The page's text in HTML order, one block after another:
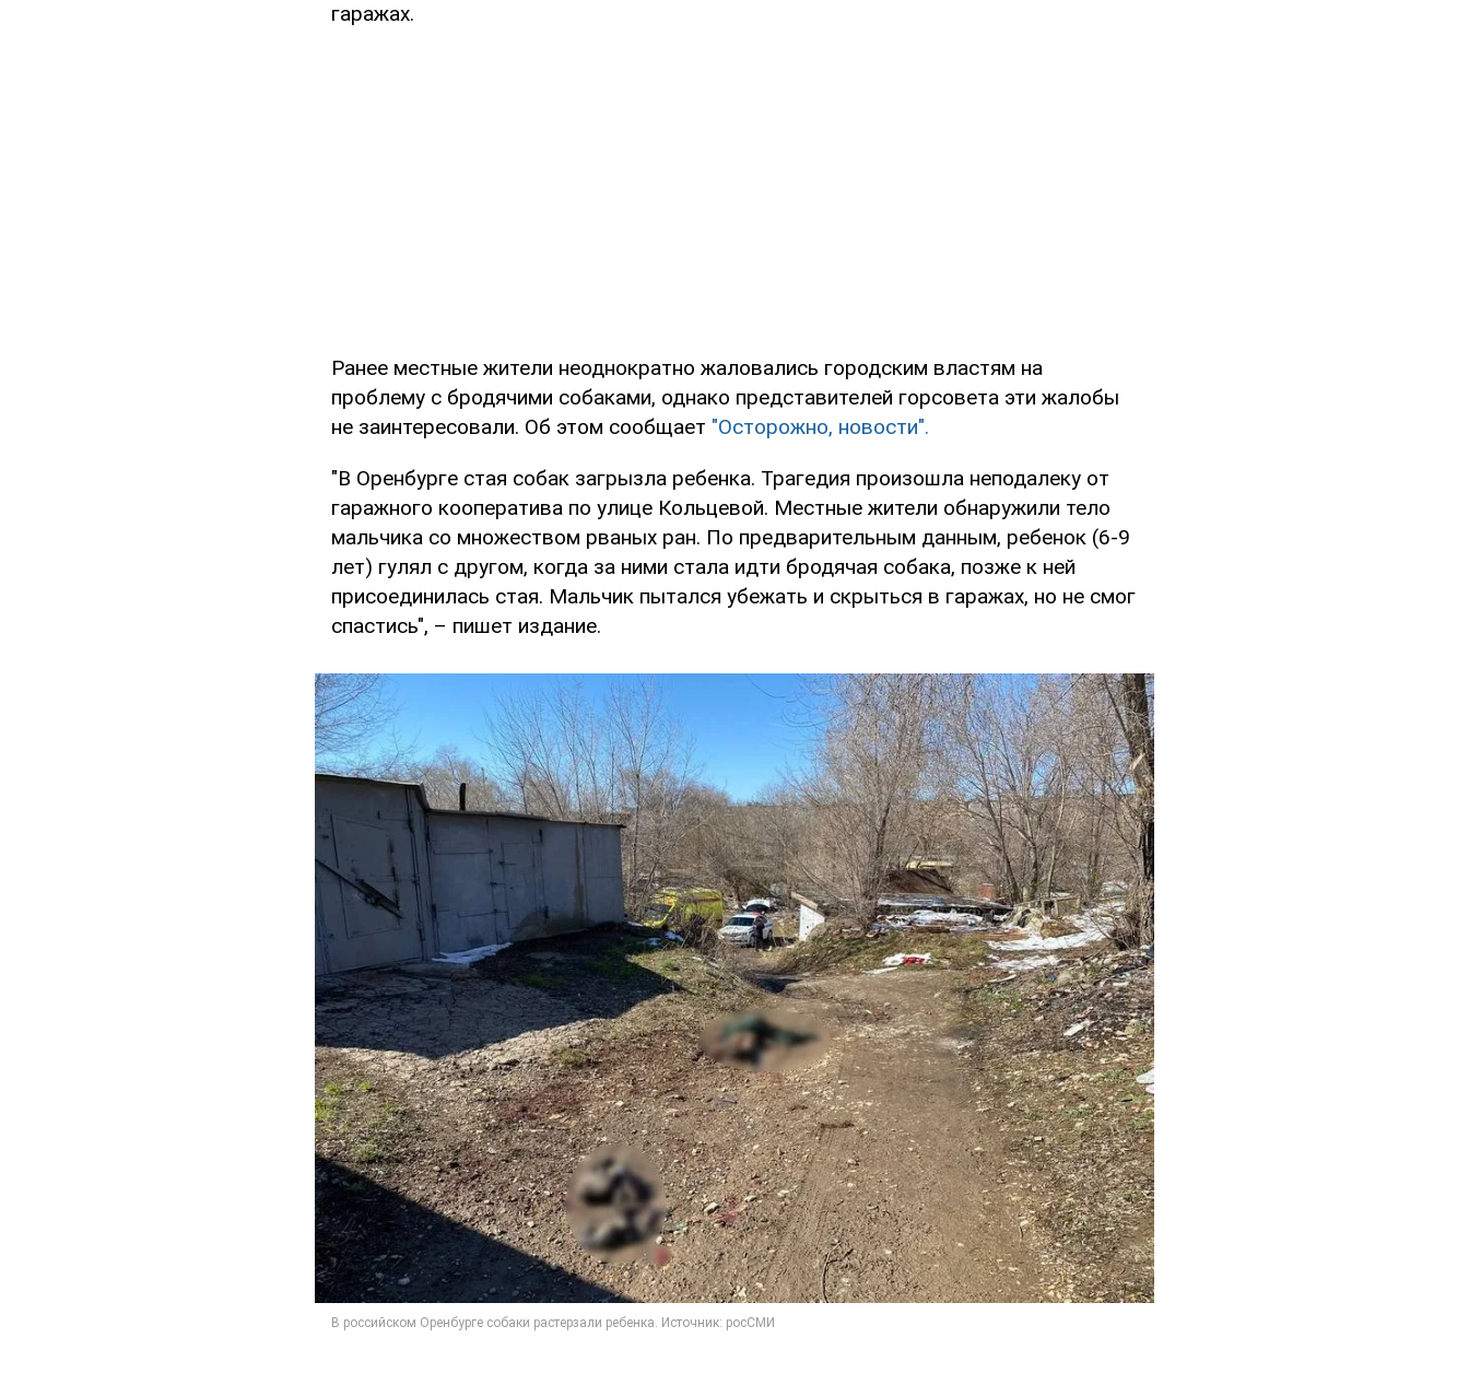
гаражах.
Ранее местные жители неоднократно жаловались городским властям на
проблему с бродячими собаками, однако представителей горсовета эти жалобы
не заинтересовали. Об этом сообщает "Осторожно, новости".
"В Оренбурге стая собак загрызла ребенка. Трагедия произошла неподалеку от
гаражного кооператива по улице Кольцевой. Местные жители обнаружили тело
мальчика со множеством рваных ран. По предварительным данным, ребенок (6-9
лет) гулял с другом, когда за ними стала идти бродячая собака, позже к ней
присоединилась стая. Мальчик пытался убежать и скрыться в гаражах, но не смог
спастись", – пишет издание.